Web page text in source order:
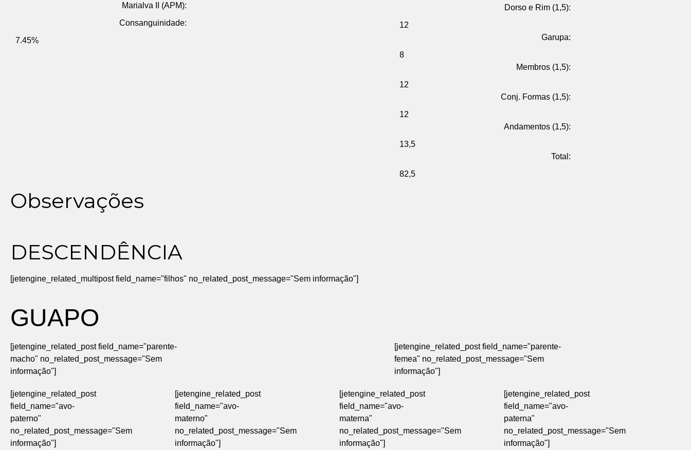
Marialva II (APM):
Consanguinidade:
7.45%
Dorso e Rim (1,5):
12
Garupa:
8
Membros (1,5):
12
Conj. Formas (1,5):
12
Andamentos (1,5):
13,5
Total:
82,5
Observações
DESCENDÊNCIA
[jetengine_related_multipost field_name="filhos" no_related_post_message="Sem informação"]
GUAPO
[jetengine_related_post field_name="parente-
macho" no_related_post_message="Sem
informação"]
[jetengine_related_post field_name="parente-
femea" no_related_post_message="Sem
informação"]
[jetengine_related_post
field_name="avo-
paterno"
no_related_post_message="Sem
informação"]
[jetengine_related_post
field_name="avo-
materno"
no_related_post_message="Sem
informação"]
[jetengine_related_post
field_name="avo-
materna"
no_related_post_message="Sem
informação"]
[jetengine_related_post
field_name="avo-
paterna"
no_related_post_message="Sem
informação"]